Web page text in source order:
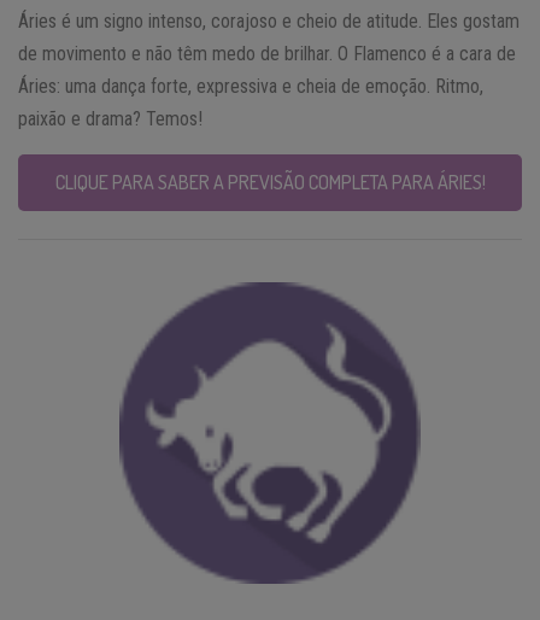
Áries é um signo intenso, corajoso e cheio de atitude. Eles gostam
de movimento e não têm medo de brilhar. O Flamenco é a cara de
Áries: uma dança forte, expressiva e cheia de emoção. Ritmo,
paixão e drama? Temos!
CLIQUE PARA SABER A PREVISÃO COMPLETA PARA ÁRIES!